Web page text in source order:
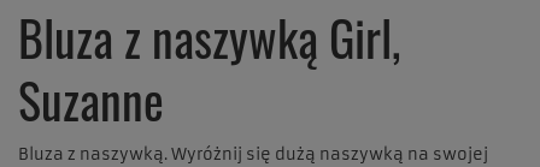
Bluza z naszywką Girl,
Suzanne
Bluza z naszywką. Wyróżnij się dużą naszywką na swojej